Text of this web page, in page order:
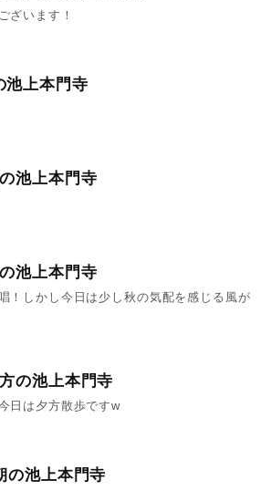
ざいます！
池上本門寺
池上本門寺
池上本門寺
！しかし今日は少し秋の気配を感じる風が
の池上本門寺
日は夕方散歩ですw
の池上本門寺